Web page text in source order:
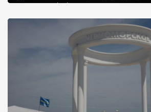
запрошую відвідати це